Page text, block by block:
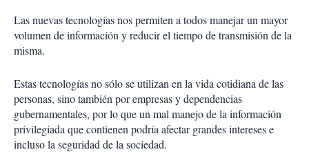
a
r
t
i
Las nuevas tecnologías nos permiten a todos manejar un mayor
volumen de información y reducir el tiempo de transmisión de la
misma.
Estas tecnologías no sólo se utilizan en la vida cotidiana de las
personas, sino también por empresas y dependencias
gubernamentales, por lo que un mal manejo de la información
privilegiada que contienen podría afectar grandes intereses e
incluso la seguridad de la sociedad.